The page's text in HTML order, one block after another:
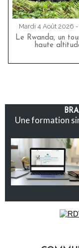
Mardi 4 Août 2026
Le Rwanda, un
haute
Une formation